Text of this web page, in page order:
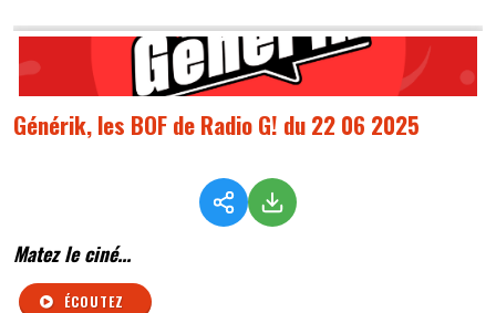
Générik, les BOF de Radio G! du 22 06 2025
Matez le ciné...
ÉCOUTEZ